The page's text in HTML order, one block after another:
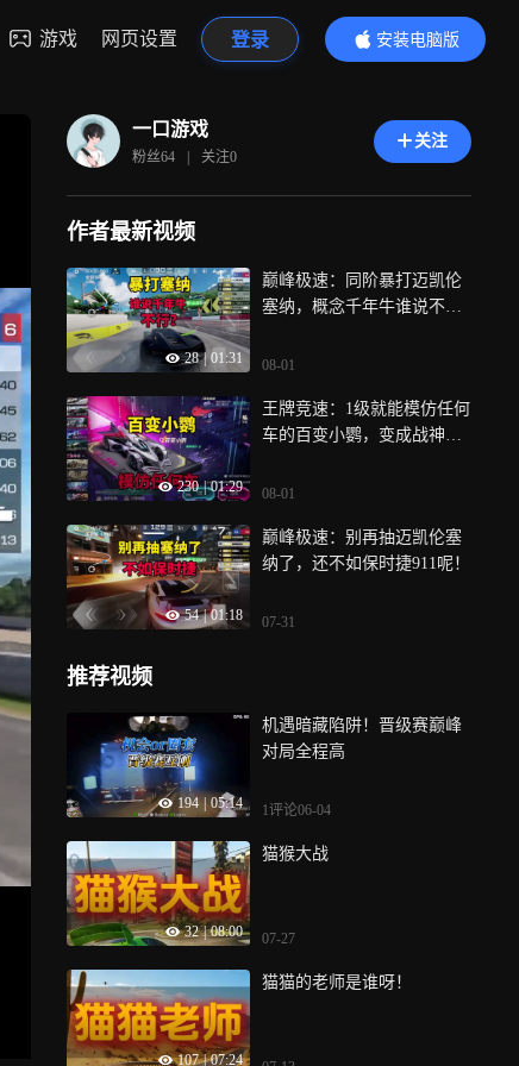
游戏 网页设置 登录
安装电脑版
内容更精彩
一口游戏
粉丝64 | 关注0
关注
作者最新视频
28 | 01:31
巅峰极速：同阶暴打迈凯伦
塞纳，概念千年牛谁说不行
08-01
230 | 01:29
王牌竞速：1级就能模仿任何
车的百变小鹦，变成战神也
08-01
54 | 01:18
巅峰极速：别再抽迈凯伦塞
纳了，还不如保时捷911呢！
07-31
推荐视频
194 | 05:14
机遇暗藏陷阱！晋级赛巅峰
对局全程高
1评论06-04
32 | 08:00
猫猴大战
07-27
107 | 07:24
猫猫的老师是谁呀！